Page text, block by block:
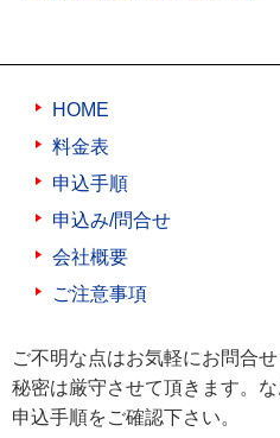
HOME
料金表
申込手順
申込み/問合せ
会社概要
ご注意事項
ご不明な点はお気軽にお問合
秘密は厳守させて頂きます。
申込手順をご確認下さい。